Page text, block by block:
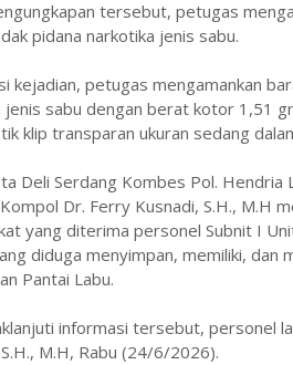
tersebut, petugas
pidana narkotika jenis sabu.
kejadian, petugas mengamankan
jenis sabu dengan berat kotor 1,51
klip transparan ukuran sedang
Deli Serdang Kombes Pol. Hendria
Dr. Ferry Kusnadi, S.H., M.H
yang diterima personel Subnit I
diduga menyimpan, memiliki, dan
Pantai Labu.
informasi tersebut, personel
M.H, Rabu (24/6/2026).